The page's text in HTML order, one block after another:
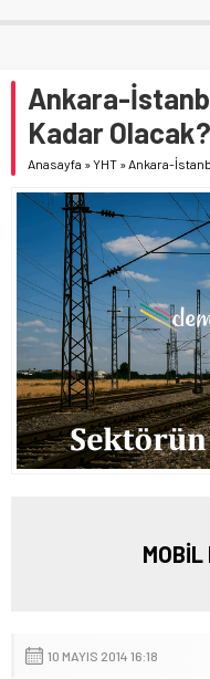
Ankara-
Kadar Olacak?
Anasayfa »YHT » Ankara-
10 MAYIS 2014 16:18